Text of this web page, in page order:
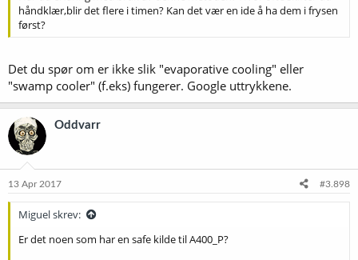
håndklær,blir det flere i timen? Kan det vær en ide å ha dem i frysen
først?
Det du spør om er ikke slik "evaporative cooling" eller
"swamp cooler" (f.eks) fungerer. Google uttrykkene.
Oddvarr
13 Apr 2017 #3.898
Miguel skrev:
Er det noen som har en safe kilde til A400_P?